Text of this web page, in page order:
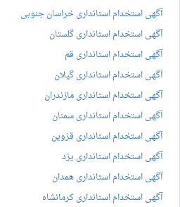
آگهی استخدام استانداری خراسان جنوبی
آگهی استخدام استانداری گلستان
آگهی استخدام استانداری قم
آگهی استخدام استانداری گیلان
آگهی استخدام استانداری مازندران
آگهی استخدام استانداری سمنان
آگهی استخدام استانداری قزوین
آگهی استخدام استانداری یزد
آگهی استخدام استانداری همدان
آگهی استخدام استانداری کرمانشاه